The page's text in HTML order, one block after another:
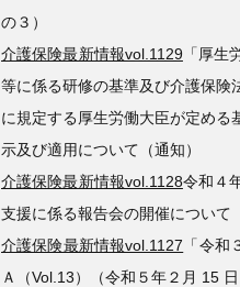
の３）
介護保険最新情報vol.1129「厚生
等に係る研修の基準及び介護保険
に規定する厚生労働大臣が定める
示及び適用について（通知）
介護保険最新情報vol.1128令和４
支援に係る報告会の開催について
介護保険最新情報vol.1127 「令和
Ａ（Vol.13）（令和５年２月 15